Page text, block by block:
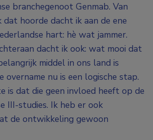
branchegenoot Genmab. Van
dat hoorde dacht ik aan de ene
hart: hè wat jammer.
dacht ik ook: wat mooi dat
middel in ons land is
overname nu is een logische stap.
is dat die geen invloed heeft op de
III-studies. Ik heb er ook
de ontwikkeling gewoon